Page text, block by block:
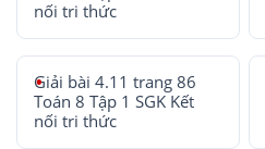
nối tri thức
Giải bài 4.11 trang 86
Toán 8 Tập 1 SGK Kết
nối tri thức